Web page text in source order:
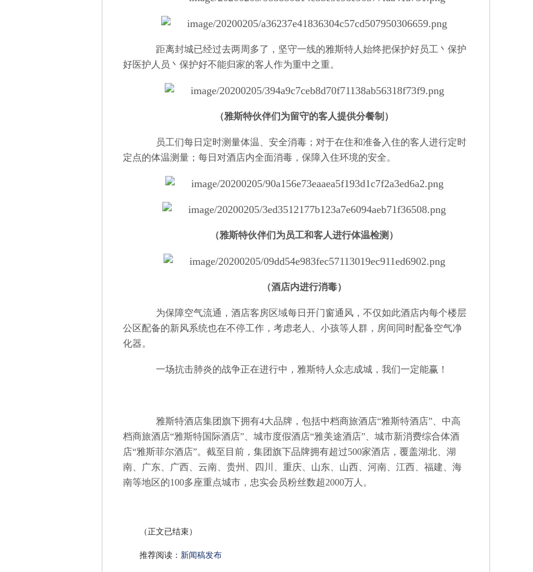
距离封城已经过去两周多了，坚守一线的雅斯特人始终把保护好员工丶保护
好医护人员丶保护好不能归家的客人作为重中之重。
（雅斯特伙伴们为留守的客人提供分餐制）
员工们每日定时测量体温、安全消毒；对于在住和准备入住的客人进行定时
定点的体温测量；每日对酒店内全面消毒，保障入住环境的安全。
（雅斯特伙伴们为员工和客人进行体温检测）
（酒店内进行消毒）
为保障空气流通，酒店客房区域每日开门窗通风，不仅如此酒店内每个楼层
公区配备的新风系统也在不停工作，考虑老人、小孩等人群，房间同时配备空气净
化器。
一场抗击肺炎的战争正在进行中，雅斯特人众志成城，我们一定能赢！
雅斯特酒店集团旗下拥有4大品牌，包括中档商旅酒店“雅斯特酒店”、中高
档商旅酒店“雅斯特国际酒店”、城市度假酒店“雅美途酒店”、城市新消费综合体酒
店“雅斯菲尔酒店”。截至目前，集团旗下品牌拥有超过500家酒店，覆盖湖北、湖
南、广东、广西、云南、贵州、四川、重庆、山东、山西、河南、江西、福建、海
南等地区的100多座重点城市，忠实会员粉丝数超2000万人。
（正文已结束）
推荐阅读： 新闻稿发布